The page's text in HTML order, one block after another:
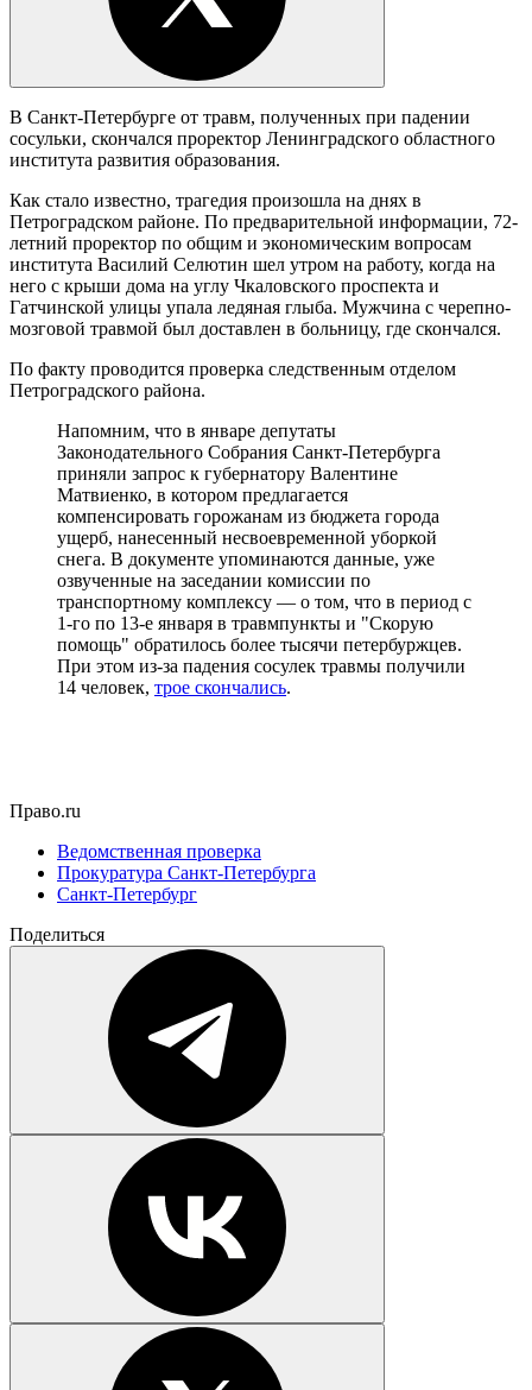
В Санкт-Петербурге от травм, полученных при падении
сосульки, скончался проректор Ленинградского областного
института развития образования.
Как стало известно, трагедия произошла на днях в
Петроградском районе. По предварительной информации, 72-
летний проректор по общим и экономическим вопросам
института Василий Селютин шел утром на работу, когда на
него с крыши дома на углу Чкаловского проспекта и
Гатчинской улицы упала ледяная глыба. Мужчина с черепно-
мозговой травмой был доставлен в больницу, где скончался.
По факту проводится проверка следственным отделом
Петроградского района.
Напомним, что в январе депутаты
Законодательного Собрания Санкт-Петербурга
приняли запрос к губернатору Валентине
Матвиенко, в котором предлагается
компенсировать горожанам из бюджета города
ущерб, нанесенный несвоевременной уборкой
снега. В документе упоминаются данные, уже
озвученные на заседании комиссии по
транспортному комплексу — о том, что в период с
1-го по 13-е января в травмпункты и "Скорую
помощь" обратилось более тысячи петербуржцев.
При этом из-за падения сосулек травмы получили
14 человек, трое скончались.
Право.ru
Ведомственная проверка
Прокуратура Санкт-Петербурга
Санкт-Петербург
Поделиться